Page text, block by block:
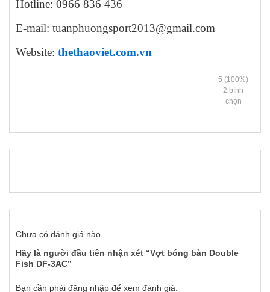
Hotline: 0966 836 436
E-mail: tuanphuongsport2013@gmail.com
Website: thethaoviet.com.vn
5 (100%)
2 bình
chọn
Chưa có đánh giá nào.
Hãy là người đầu tiên nhận xét “Vợt bóng bàn Double
Fish DF-3AC”
Bạn cần phải đăng nhập để xem đánh giá.